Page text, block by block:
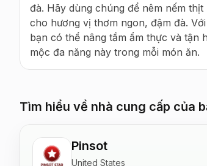
đà. Hãy dùng chúng để nêm nếm
cho hương vị thơm ngon, đậm đà.
bạn có thể nâng tầm ẩm thực và tận
mộc đa năng này trong mỗi món ăn.
Tìm hiểu về nhà cung cấp của
Pinsot
United States